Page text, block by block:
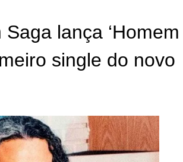
lança ‘Homem
single do novo